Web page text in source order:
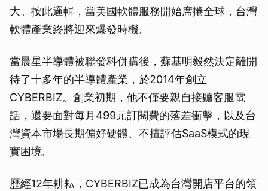
大。按此邏輯，當美國軟體服務開始席捲全球，台灣
軟體產業終將迎來爆發時機。
當晨星半導體被聯發科併購後，蘇基明毅然決定離開
待了十多年的半導體產業，於2014年創立
CYBERBIZ。創業初期，他不僅要親自接聽客服電
話，還要面對每月499元訂閱費的落差衝擊，以及台
灣資本市場長期偏好硬體、不擅評估SaaS模式的現
實困境。
歷經12年耕耘，CYBERBIZ已成為台灣開店平台的領